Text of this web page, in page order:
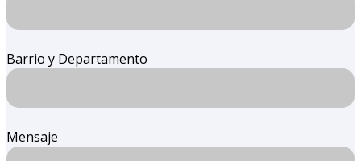
Barrio y Departamento
Mensaje